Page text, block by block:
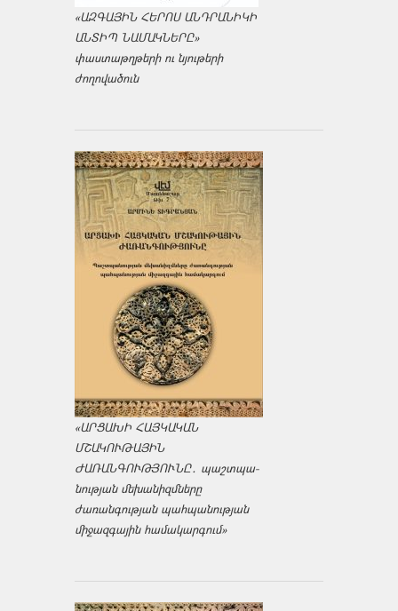
«ԱԶԳԱՅԻՆ ՀԵՐՈՍ ԱՆԴՐԱՆԻԿԻ
ԱՆՏԻՊ ՆԱՄԱԿՆԵՐԸ»
փաստաթղթերի ու նյութերի
ժողովածուն
«ԱՐՑԱԽԻ ՀԱՅԿԱԿԱՆ
ՄՇԱԿՈՒԹԱՅԻՆ
ԺԱՌԱՆԳՈՒԹՅՈՒՆԸ․ պաշտպա­
նության մեխանիզմները
ժառանգության պահպանության
միջազ­գային համակարգում»